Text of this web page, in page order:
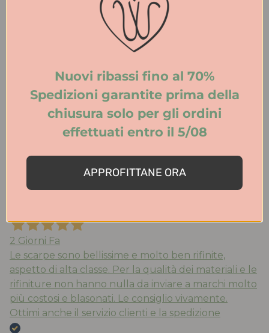
Tutto perfetto. Ritiro in negozio velocissimo.
Acquirente verificato
Acquistato ballerine ‘mucca’ molto belle e comode ,
2 Giorni Fa
Le scarpe sono bellissime e molto ben rifinite,
aspetto di alta classe. Per la qualità dei materiali e le
rifiniture non hanno nulla da inviare a marchi molto
più costosi e blasonati. Le consiglio vivamente.
Ottimi anche il servizio clienti e la spedizione
Nuovi ribassi fino al 70%
Spedizioni garantite prima della
chiusura solo per gli ordini
effettuati entro il 5/08
APPROFITTANE ORA